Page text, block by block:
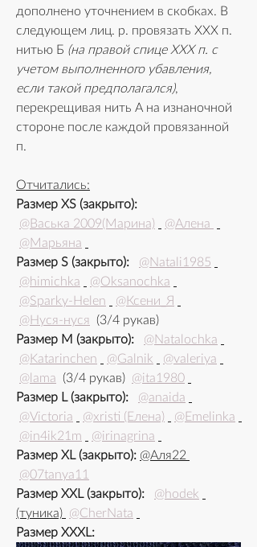
дополнено уточнением в скобках. В
следующем лиц. р. провязать ХХХ п.
нитью Б (на правой спице ХХХ п. с
учетом выполненного убавления,
если такой предполагался),
перекрещивая нить А на изнаночной
стороне после каждой провязанной
п.
Отчитались:
Размер XS (закрыто):
@Васька 2009(Марина)
@Алена
@Марьяна
Размер S (закрыто):
@Natali1985
@himichka
@Oksanochka
@Sparky-Helen
@Ксени_Я
@Нуся-нуся
(3/4 рукав)
Размер M (закрыто):
@Natalochka
@Katarinchen
@Galnik
@valeriya
@lama
(3/4 рукав) @ita1980
Размер L (закрыто):
@anaida
@Victoria
@xristi (Елена)
@Emelinka
@in4ik21m
@irinagrina
Размер XL (закрыто): @Aля22
@07tanya11
Размер XXL (закрыто):
@hodek
(туника) @CherNata
Размер XXXL: